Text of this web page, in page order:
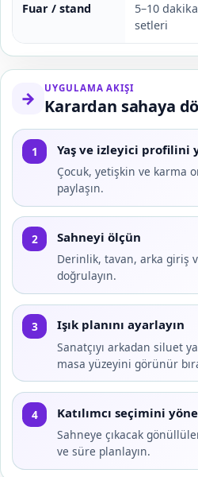
Fuar / stand
5–10
setleri
→ UYGULAMA AKIŞI
Karardan sahaya
1 Yaş ve izleyici profilini
Çocuk, yetişkin ve karma
paylaşın.
2 Sahneyi ölçün
Derinlik, tavan, arka giriş
doğrulayın.
3 Işık planını ayarlayın
Sanatçıyı arkadan siluet
masa yüzeyini görünür
4 Katılımcı seçimini
Sahneye çıkacak
ve süre planlayın.